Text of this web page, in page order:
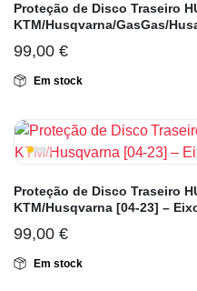
Proteção de Disco Traseiro
KTM/Husqvarna/GasGas/
99,00 €
Em stock
Proteção de Disco Traseiro
KTM/Husqvarna [04-23] –
99,00 €
Em stock